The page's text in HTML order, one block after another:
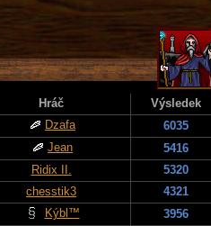
Hráč Výsledek
Dzafa 6035
Jean 5416
Ridix II. 5320
chesstik3 4321
Kýbl™ 3956